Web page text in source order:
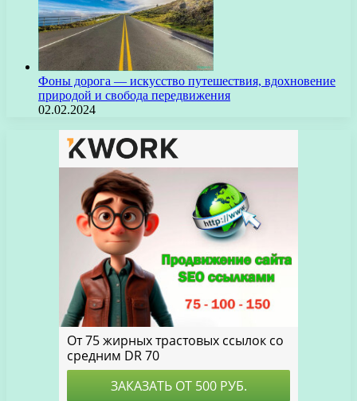
Фоны дорога — искусство путешествия, вдохновение
природой и свобода передвижения
02.02.2024